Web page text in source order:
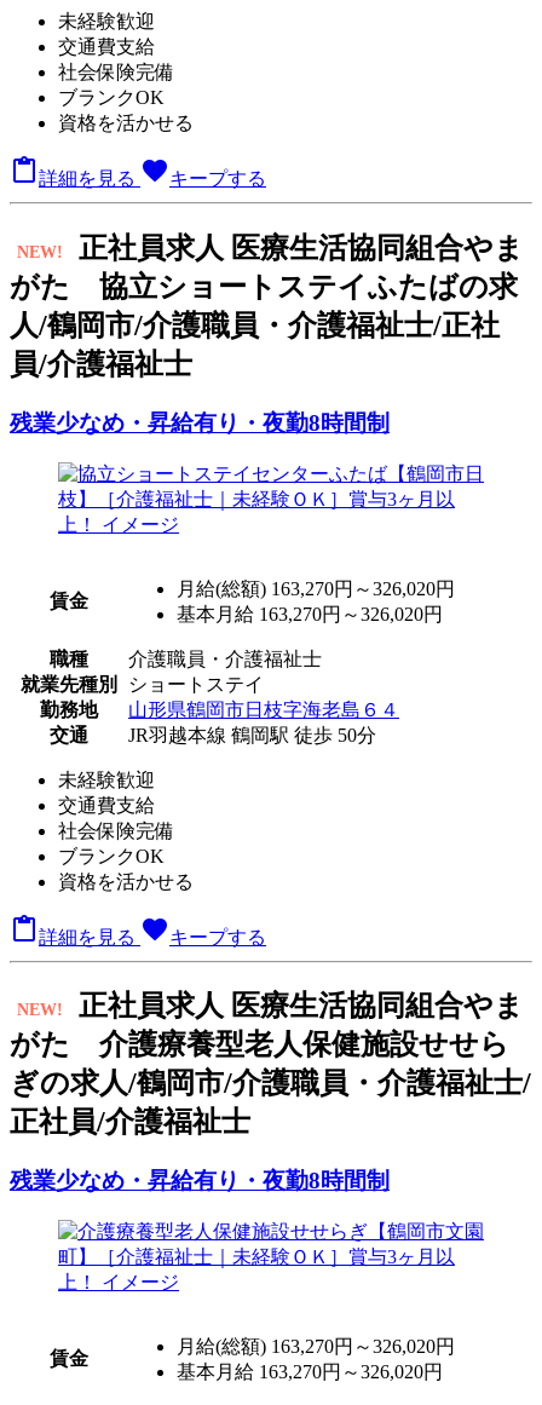
未経験歓迎
交通費支給
社会保険完備
ブランクOK
資格を活かせる
詳細を見る favoriteキープする
NEW! 正社員求人 医療生活協同組合やま
がた 協立ショートステイふたばの求
人/鶴岡市/介護職員・介護福祉士/正社
員/介護福祉士
残業少なめ・昇給有り・夜勤8時間制
賃金
月給(総額) 163,270円～326,020円
基本月給 163,270円～326,020円
職種
介護職員・介護福祉士
就業先種別
ショートステイ
勤務地
山形県鶴岡市日枝字海老島６４
交通
JR羽越本線 鶴岡駅 徒歩 50分
未経験歓迎
交通費支給
社会保険完備
ブランクOK
資格を活かせる
詳細を見る favoriteキープする
NEW! 正社員求人 医療生活協同組合やま
がた 介護療養型老人保健施設せせら
ぎの求人/鶴岡市/介護職員・介護福祉士/
正社員/介護福祉士
残業少なめ・昇給有り・夜勤8時間制
賃金
月給(総額) 163,270円～326,020円
基本月給 163,270円～326,020円